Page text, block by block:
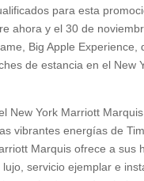
para esta
ahora y el 30 de
Big Apple Experience,
de estancia en el New
New York Marriott Marquis
vibrantes energías de
Marquis ofrece a sus
servicio ejemplar e